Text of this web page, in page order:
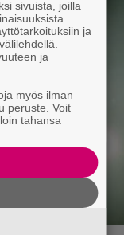
sivuista, joilla
ja
ja
myös ilman
peruste. Voit
tahansa